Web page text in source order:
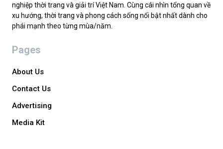
nghiệp thời trang và giải trí Việt Nam. Cùng cái nhìn tổng quan về
xu hướng, thời trang và phong cách sống nổi bật nhất dành cho
phái mạnh theo từng mùa/năm.
Pages
About Us
Contact Us
Advertising
Media Kit